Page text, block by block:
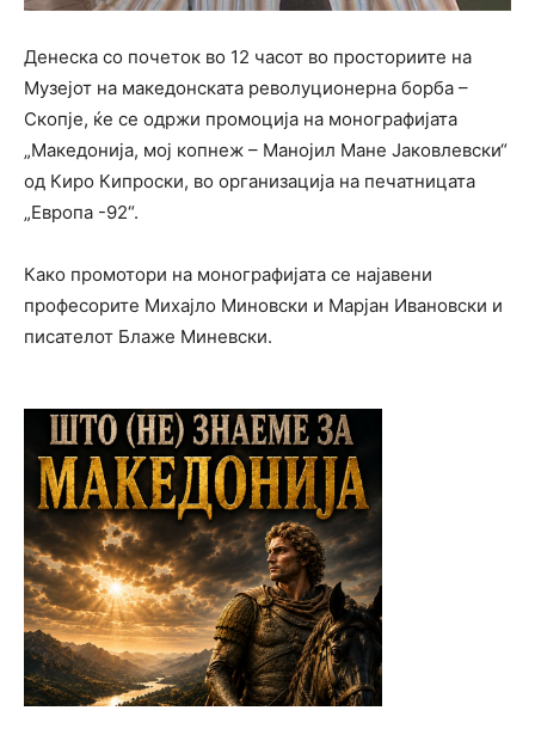
Денеска со почеток во 12 часот во просториите на
Музејот на македонската револуционерна борба –
Скопје, ќе се одржи промоција на монографијата
„Македонија, мој копнеж – Манојил Мане Јаковлевски“
од Киро Кипроски, во организација на печатницата
„Европа -92“.
Како промотори на монографијата се најавени
професорите Михајло Миновски и Марјан Ивановски и
писателот Блаже Миневски.